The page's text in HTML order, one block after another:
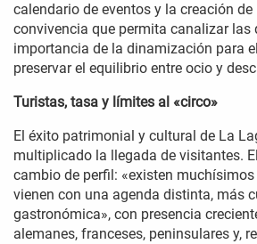
calendario de eventos y la creación
convivencia que permita canalizar las
importancia de la dinamización para
preservar el equilibrio entre ocio y
Turistas, tasa y límites al «circo»
El éxito patrimonial y cultural de La
multiplicado la llegada de visitantes.
cambio de perfil: «existen
vienen con una agenda distinta, más
gastronómica», con presencia
alemanes, franceses, peninsulares y,